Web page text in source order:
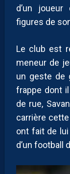
d’un joueur
figures de
Le club est
meneur de
un geste de
frappe dont
de rue,
carrière
ont fait de lui
d’un football